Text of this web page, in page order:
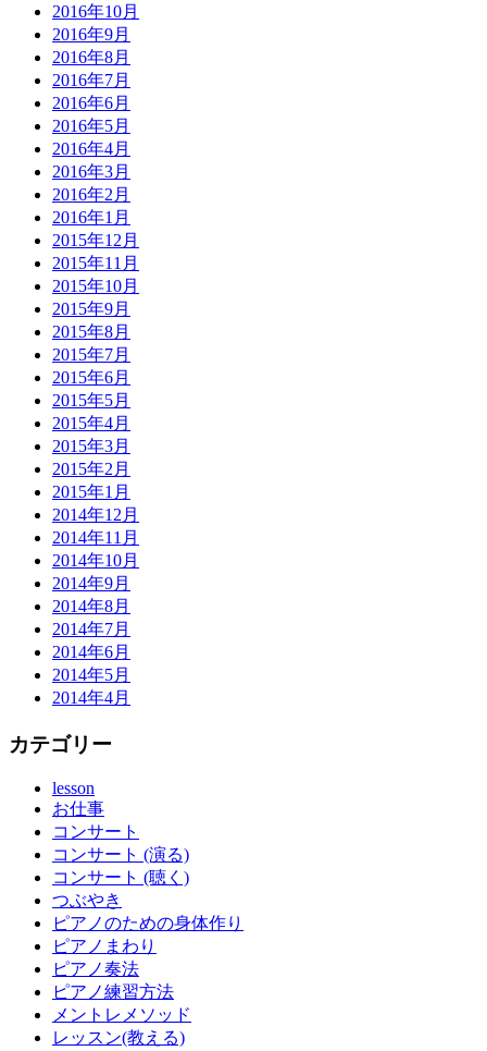
2016年10月
2016年9月
2016年8月
2016年7月
2016年6月
2016年5月
2016年4月
2016年3月
2016年2月
2016年1月
2015年12月
2015年11月
2015年10月
2015年9月
2015年8月
2015年7月
2015年6月
2015年5月
2015年4月
2015年3月
2015年2月
2015年1月
2014年12月
2014年11月
2014年10月
2014年9月
2014年8月
2014年7月
2014年6月
2014年5月
2014年4月
カテゴリー
lesson
お仕事
コンサート
コンサート (演る)
コンサート (聴く)
つぶやき
ピアノのための身体作り
ピアノまわり
ピアノ奏法
ピアノ練習方法
メントレメソッド
レッスン(教える)